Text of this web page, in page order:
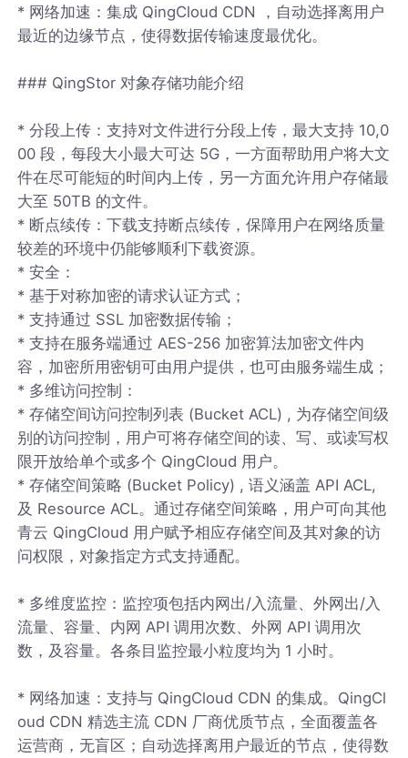
* 网络加速：集成 QingCloud CDN ，自动选择离用户
最近的边缘节点，使得数据传输速度最优化。
### QingStor 对象存储功能介绍
* 分段上传：支持对文件进行分段上传，最大支持 10,0
00 段，每段大小最大可达 5G，一方面帮助用户将大文
件在尽可能短的时间内上传，另一方面允许用户存储最
大至 50TB 的文件。
* 断点续传：下载支持断点续传，保障用户在网络质量
较差的环境中仍能够顺利下载资源。
* 安全：
* 基于对称加密的请求认证方式；
* 支持通过 SSL 加密数据传输；
* 支持在服务端通过 AES-256 加密算法加密文件内
容，加密所用密钥可由用户提供，也可由服务端生成；
* 多维访问控制：
* 存储空间访问控制列表 (Bucket ACL) , 为存储空间级
别的访问控制，用户可将存储空间的读、写、或读写权
限开放给单个或多个 QingCloud 用户。
* 存储空间策略 (Bucket Policy) , 语义涵盖 API ACL,
及 Resource ACL。通过存储空间策略，用户可向其他
青云 QingCloud 用户赋予相应存储空间及其对象的访
问权限，对象指定方式支持通配。
* 多维度监控：监控项包括内网出/入流量、外网出/入
流量、容量、内网 API 调用次数、外网 API 调用次
数，及容量。各条目监控最小粒度均为 1 小时。
* 网络加速：支持与 QingCloud CDN 的集成。QingCl
oud CDN 精选主流 CDN 厂商优质节点，全面覆盖各
运营商，无盲区；自动选择离用户最近的节点，使得数